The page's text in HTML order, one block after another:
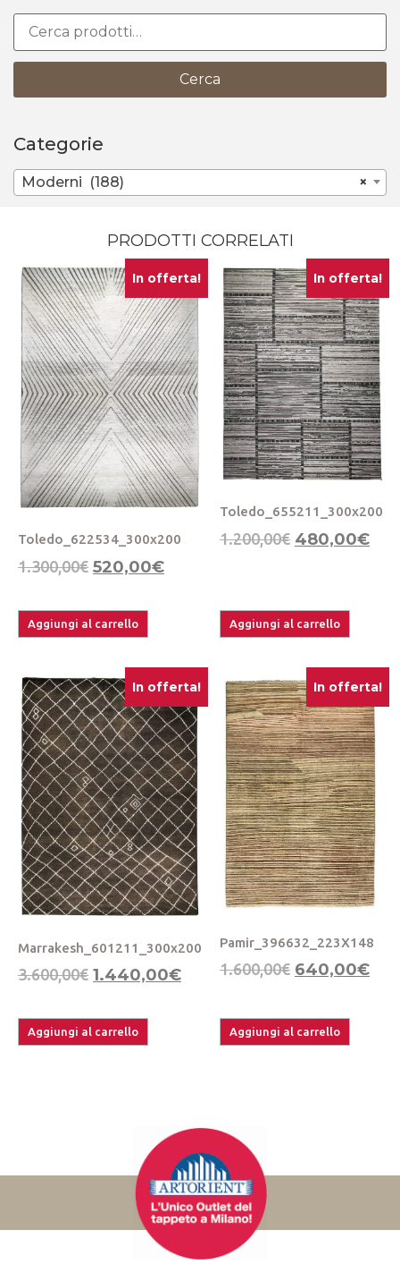
Cerca
Categorie
×
Moderni (188)
PRODOTTI CORRELATI
In offerta!
Toledo_622534_300x200
1.300,00€ 520,00€
Aggiungi al carrello
In offerta!
Toledo_655211_300x200
1.200,00€ 480,00€
Aggiungi al carrello
In offerta!
Marrakesh_601211_300x200
3.600,00€ 1.440,00€
Aggiungi al carrello
In offerta!
Pamir_396632_223X148
1.600,00€ 640,00€
Aggiungi al carrello